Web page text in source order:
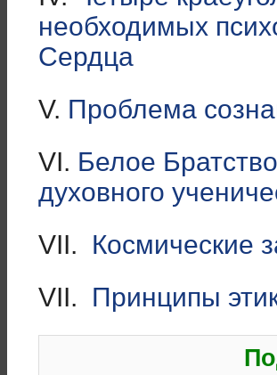
необходимых
Сердца
V. Проблема
VI. Белое
духовного
VII. Космические
VII. Принципы